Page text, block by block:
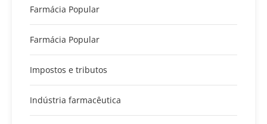
Farmácia Popular
Farmácia Popular
Impostos e tributos
Indústria farmacêutica